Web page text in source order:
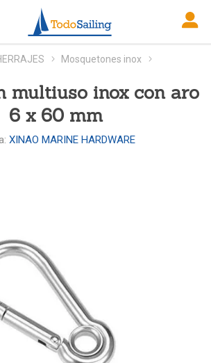
Mosquetones inox
multiuso inox con aro
6 x 60 mm
XINAO MARINE HARDWARE